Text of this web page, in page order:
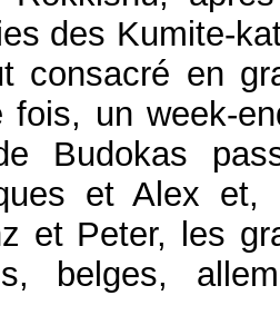
des Kumite-
consacré en
fois, un week-
Budokas
et Alex
et Peter, les
belges,